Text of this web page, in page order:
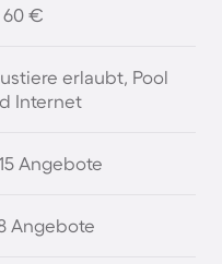
60 €
erlaubt, Pool
Internet
Angebote
Angebote